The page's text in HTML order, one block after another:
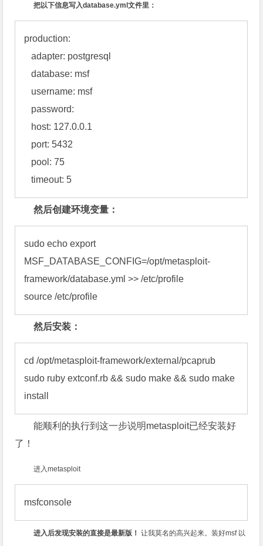
把以下信息写入database.yml文件里：
production:
   adapter: postgresql
   database: msf
   timeout: 5
然后创建环境变量：
sudo echo export
MSF_DATABASE_CONFIG=/opt/metasploit-
framework/database.yml >> /etc/profile
source /etc/profile
然后安装：
cd /opt/metasploit-framework/external/pcaprub
sudo ruby extconf.rb && sudo make && sudo make
install
能顺利的执行到这一步说明metasploit已经安装好
了！
进入metasploit
msfconsole
进入后发现安装的直接是最新版 ！ 让我莫名的高兴起来。装好msf 以